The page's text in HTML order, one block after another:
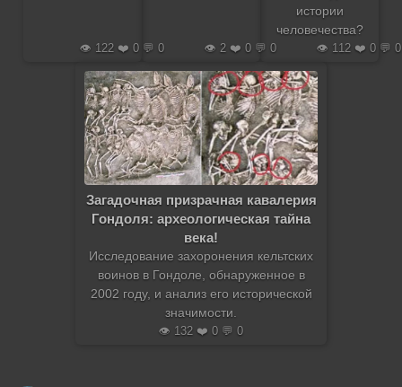
👁️ 122 ❤️ 0 💬 0 👁️ 2 ❤️ 0 💬 0
истории
человечества?
👁️ 112 ❤️ 0 💬 0
Загадочная призрачная кавалерия
Гондоля: археологическая тайна
века!
Исследование захоронения кельтских
воинов в Гондоле, обнаруженное в
2002 году, и анализ его исторической
значимости.
👁️ 132 ❤️ 0 💬 0